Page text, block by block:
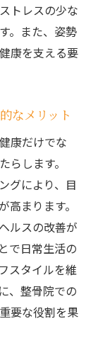
トレスの少な
。また、姿勢
康を支える要
なメリット
康だけでな
らします。
グにより、目
まります。
ルスの改善が
で日常生活の
スタイルを維
、整骨院での
要な役割を果